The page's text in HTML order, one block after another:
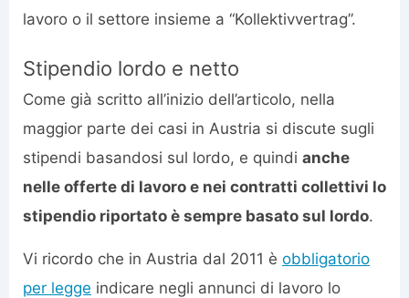
lavoro o il settore insieme a “Kollektivvertrag”.
Stipendio lordo e netto
Come già scritto all’inizio dell’articolo, nella
maggior parte dei casi in Austria si discute sugli
stipendi basandosi sul lordo, e quindi anche
nelle offerte di lavoro e nei contratti collettivi lo
stipendio riportato è sempre basato sul lordo.
Vi ricordo che in Austria dal 2011 è obbligatorio
per legge indicare negli annunci di lavoro lo